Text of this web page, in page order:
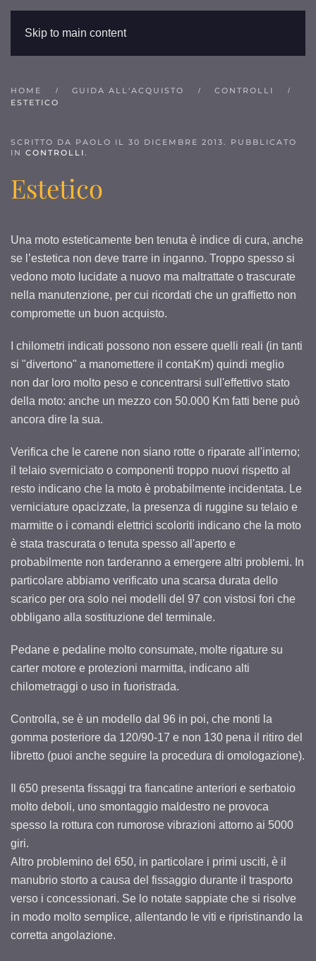
Skip to main content
HOME GUIDA ALL'ACQUISTO
CONTROLLI
ESTETICO
SCRITTO DA PAOLO IL 30 DICEMBRE 2013. PUBBLICATO
IN CONTROLLI.
Estetico
Una moto esteticamente ben tenuta è indice di cura, anche
se l’estetica non deve trarre in inganno. Troppo spesso si
vedono moto lucidate a nuovo ma maltrattate o trascurate
nella manutenzione, per cui ricordati che un graffietto non
compromette un buon acquisto.
I chilometri indicati possono non essere quelli reali (in tanti
si "divertono" a manomettere il contaKm) quindi meglio
non dar loro molto peso e concentrarsi sull'effettivo stato
della moto: anche un mezzo con 50.000 Km fatti bene può
ancora dire la sua.
Verifica che le carene non siano rotte o riparate all'interno;
il telaio sverniciato o componenti troppo nuovi rispetto al
resto indicano che la moto è probabilmente incidentata. Le
verniciature opacizzate, la presenza di ruggine su telaio e
marmitte o i comandi elettrici scoloriti indicano che la moto
è stata trascurata o tenuta spesso all'aperto e
probabilmente non tarderanno a emergere altri problemi. In
particolare abbiamo verificato una scarsa durata dello
scarico per ora solo nei modelli del 97 con vistosi fori che
obbligano alla sostituzione del terminale.
Pedane e pedaline molto consumate, molte rigature su
carter motore e protezioni marmitta, indicano alti
chilometraggi o uso in fuoristrada.
Controlla, se è un modello dal 96 in poi, che monti la
gomma posteriore da 120/90-17 e non 130 pena il ritiro del
libretto (puoi anche seguire la procedura di omologazione).
Il 650 presenta fissaggi tra fiancatine anteriori e serbatoio
molto deboli, uno smontaggio maldestro ne provoca
spesso la rottura con rumorose vibrazioni attorno ai 5000
giri.
Altro problemino del 650, in particolare i primi usciti, è il
manubrio storto a causa del fissaggio durante il trasporto
verso i concessionari. Se lo notate sappiate che si risolve
in modo molto semplice, allentando le viti e ripristinando la
corretta angolazione.